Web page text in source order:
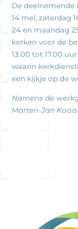
De
14 mei, zaterdag
24 en maandag
kerken voor de
13.00 tot 17.00
waarin
een kijkje op de
Namens de
Marten-Jan